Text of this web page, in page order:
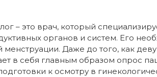
– это врач, который
органов и систем. Его
менструации. Даже до того, как
в себя главным образом опрос
к осмотру в